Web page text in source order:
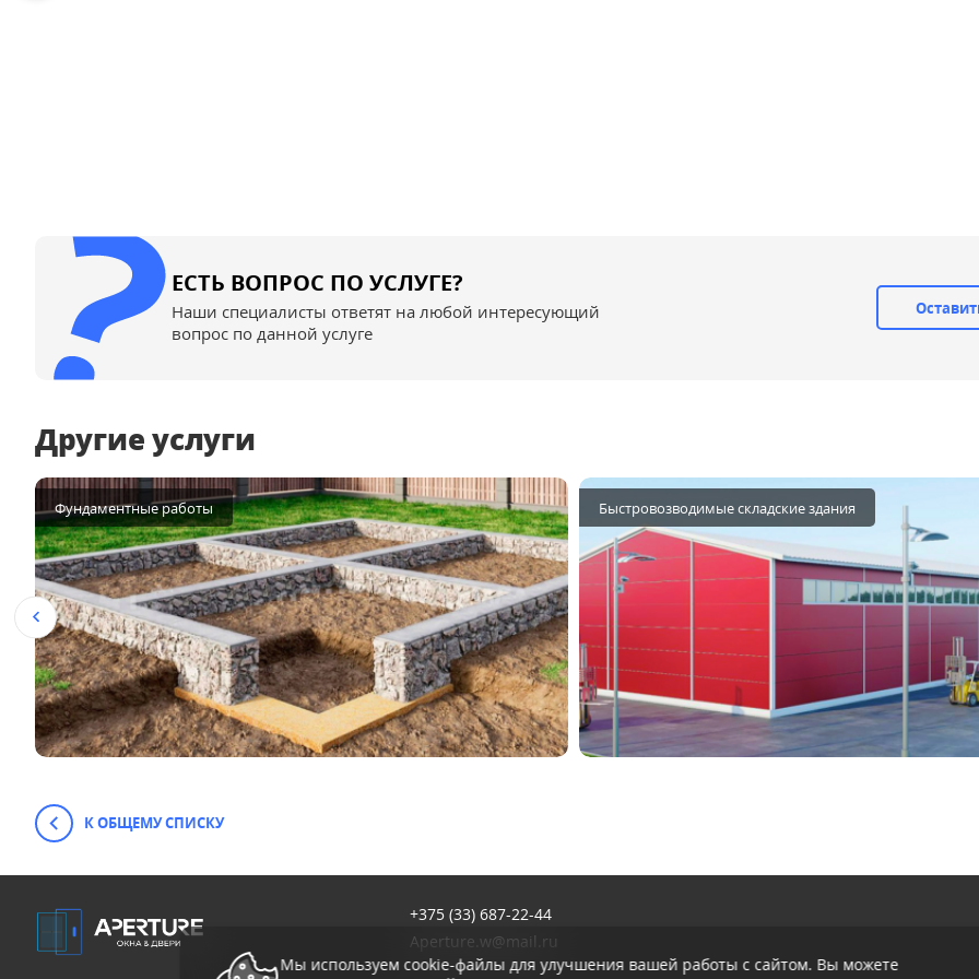
ЕСТЬ ВОПРОС ПО УСЛУГЕ?
Наши специалисты ответят на любой интересующий
вопрос по данной услуге
Другие услуги
Фундаментные работы Быстровозводимые складские здания
К ОБЩЕМУ СПИСКУ
+375 (33)687-22-44
Aperture.w@mail.ru
Мы используем cookie-файлы для улучшения вашей работы с сайтом. Вы можете